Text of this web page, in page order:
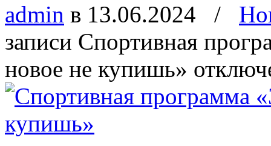
admin в 13.06.2024 /
записи Спортивная
новое не купишь»